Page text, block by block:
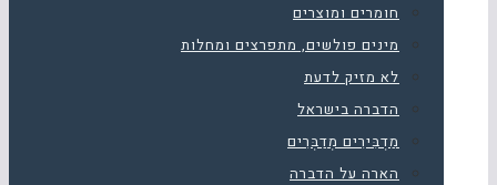
חומרים ומוצרים
מינים פולשים, מתפרצים ומחלות
לא מזיק לדעת
הדברה בישראל
מַדְבִּירִים מְדַבְּרִים
הארה על הדברה